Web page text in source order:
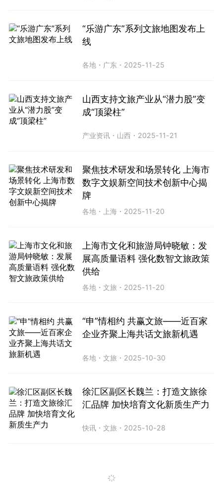
“乐游广东”系列文旅地图发布上
线
各地 ・ 广东 ・ 2025-11-25
山西支持文旅产业从“潜力股”变
成“顶梁柱”
产业资讯 ・ 山西 ・ 2025-11-21
聚焦技术研发和场景转化 上海市
数字文娱新空间技术创新中心揭
牌
各地 ・ 上海 ・ 2025-11-20
上海市文化和旅游局钟晓敏：发
展高质量语料 强化数智文旅政策
供给
各地 ・文旅 ・ 2025-11-20
“申”情相约 共赢文旅——近百家
企业齐聚上海共话文旅新机遇
各地 ・文旅 ・ 2025-10-30
徐汇区副区长魏兰：打造文旅徐
汇品牌 加快培育文化新质生产力
快讯 ・文旅 ・ 2025-10-28